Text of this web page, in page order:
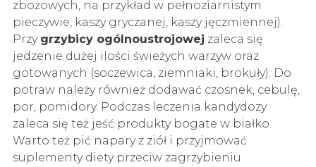
zbożowych, na przykład w pełnoziarnistym
pieczywie, kaszy gryczanej, kaszy jęczmiennej).
Przy grzybicy ogólnoustrojowej zaleca się
jedzenie dużej ilości świeżych warzyw oraz
gotowanych (soczewica, ziemniaki, brokuły). Do
potraw należy również dodawać czosnek, cebulę,
por, pomidory. Podczas leczenia kandydozy
zaleca się też jeść produkty bogate w białko.
Warto też pić napary z ziół i przyjmować
suplementy diety przeciw zagrzybieniu